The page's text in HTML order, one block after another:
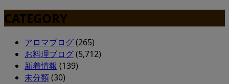
CATEGORY
アロマブログ(265)
お料理ブログ(5,712)
新着情報 (139)
未分類(30)